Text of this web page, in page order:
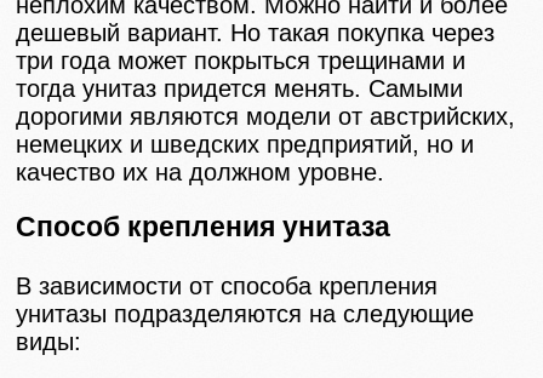
дешевый вариант. Но такая покупка через
три года может покрыться трещинами и
тогда унитаз придется менять. Самыми
дорогими являются модели от австрийских,
немецких и шведских предприятий, но и
качество их на должном уровне.
Способ крепления унитаза
В зависимости от способа крепления
унитазы подразделяются на следующие
виды: